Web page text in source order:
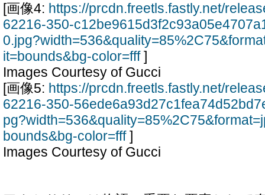
[画像4: https://prcdn.freetls.fastly.net/
62216-350-
it=bounds&bg-color=fff]
Images Courtesy of Gucci
[画像5: https://prcdn.freetls.fastly.net/
62216-350-
bounds&bg-color=fff]
Images Courtesy of Gucci